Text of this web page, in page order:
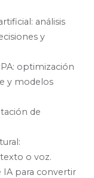
análisis
y
optimización
y modelos
de
o voz.
IA para convertir